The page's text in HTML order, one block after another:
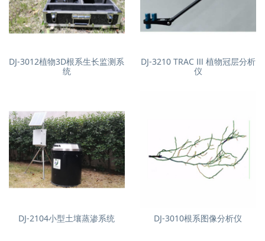
DJ-3012植物3D根系生长监测系
统
DJ-3210 TRAC Ⅲ 植物冠层分析
仪
DJ-2104小型土壤蒸渗系统 DJ-3010根系图像分析仪